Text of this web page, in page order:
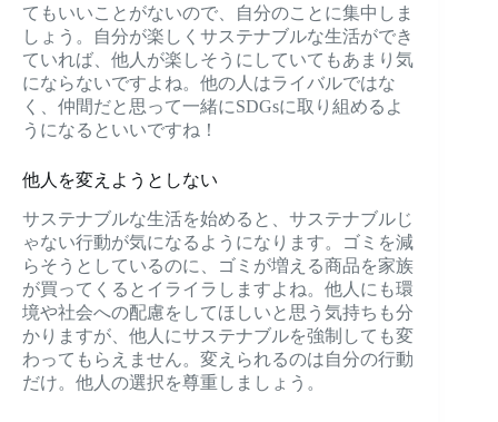
てもいいことがないので、自分のことに集中しま
しょう。自分が楽しくサステナブルな生活ができ
ていれば、他人が楽しそうにしていてもあまり気
にならないですよね。他の人はライバルではな
く、仲間だと思って一緒にSDGsに取り組めるよ
うになるといいですね！
他人を変えようとしない
サステナブルな生活を始めると、サステナブルじ
ゃない行動が気になるようになります。ゴミを減
らそうとしているのに、ゴミが増える商品を家族
が買ってくるとイライラしますよね。他人にも環
境や社会への配慮をしてほしいと思う気持ちも分
かりますが、他人にサステナブルを強制しても変
わってもらえません。変えられるのは自分の行動
だけ。他人の選択を尊重しましょう。